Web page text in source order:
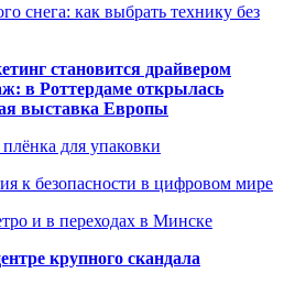
снега: как выбрать технику без
становится драйвером
в Роттердаме открылась
выставка Европы
для упаковки
к безопасности в цифровом мире
и в переходах в Минске
крупного скандала